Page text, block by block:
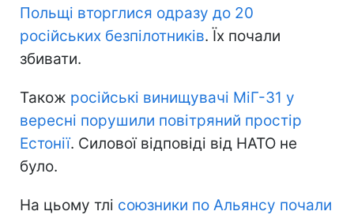
Польщі вторглися одразу до 20
російських безпілотників. Їх почали
збивати.
Також російські винищувачі МіГ-31 у
вересні порушили повітряний простір
Естонії. Силової відповіді від НАТО не
було.
На цьому тлі союзники по Альянсу почали